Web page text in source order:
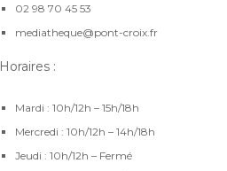
02 98 70 45 53
mediatheque@pont-croix.fr
Horaires :
Mardi : 10h/12h – 15h/18h
Mercredi : 10h/12h – 14h/18h
Jeudi : 10h/12h – Fermé